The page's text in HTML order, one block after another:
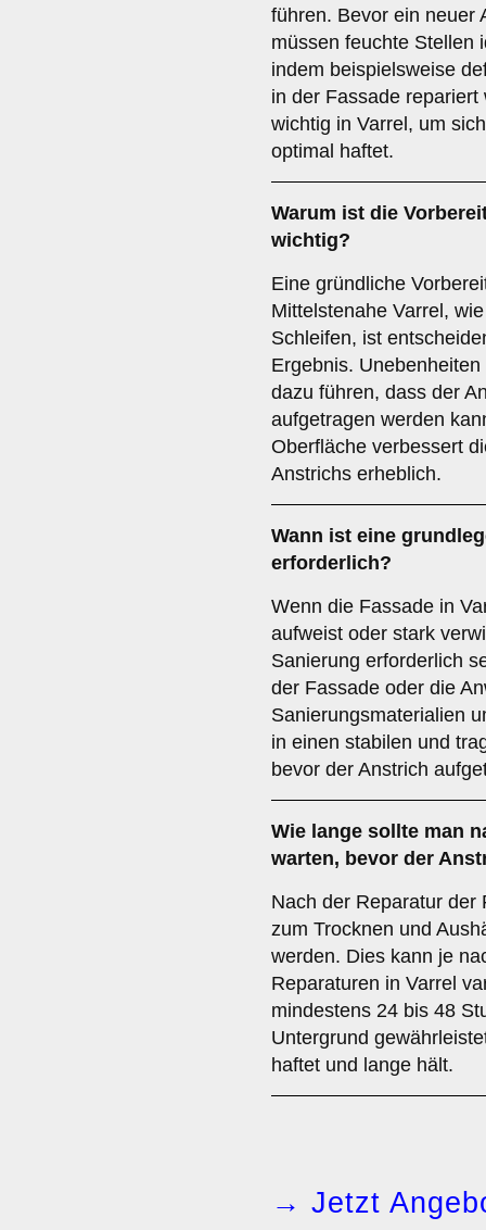
führen. Bevor ein neuer
müssen feuchte Stellen
indem beispielsweise
in der Fassade
wichtig in Varrel, um
optimal haftet.
Warum ist die
wichtig?
Eine gründliche
Mittelstenahe Varrel,
Schleifen, ist
Ergebnis.
dazu führen, dass der
aufgetragen werden
Oberfläche verbessert
Anstrichs erheblich.
Wann ist eine
erforderlich?
Wenn die Fassade in
aufweist oder stark
Sanierung erforderlich
der Fassade oder die
Sanierungsmaterialien
in einen stabilen und
bevor der Anstrich
Wie lange sollte man
warten, bevor der
Nach der Reparatur der
zum Trocknen und
werden. Dies kann je
Reparaturen in Varrel
mindestens 24 bis 48
Untergrund
haftet und lange hält.
→ Jetzt